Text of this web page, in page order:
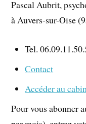
Pascal Aubrit,
à Auvers-sur-Oise
Tel.
Contact
Accéder au
Pour vous abonner